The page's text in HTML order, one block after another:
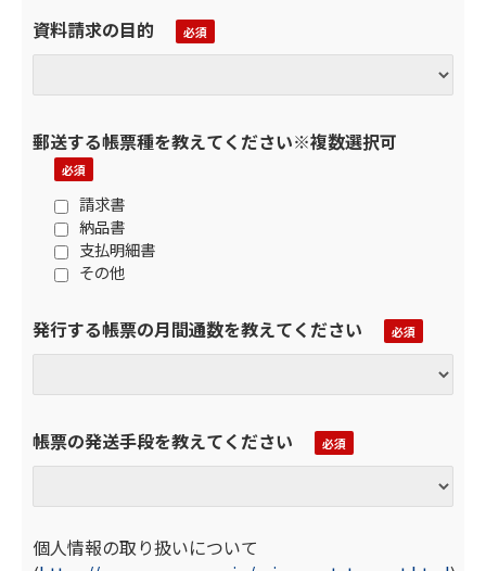
資料請求の目的
郵送する帳票種を教えてください※複数選択可
請求書
納品書
支払明細書
その他
発行する帳票の月間通数を教えてください
帳票の発送手段を教えてください
個人情報の取り扱いについて